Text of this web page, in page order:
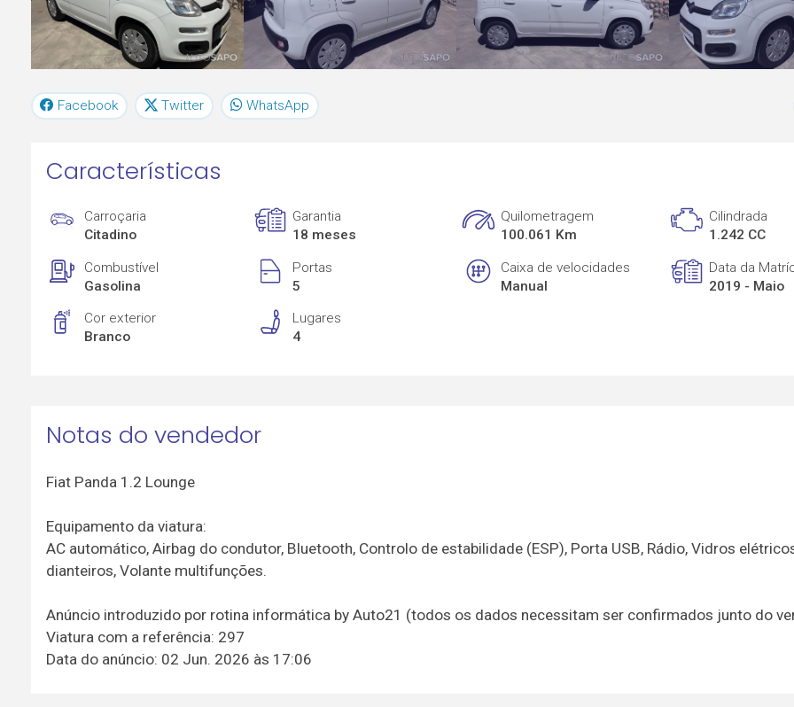
Facebook Twitter WhatsApp
Características
Carroçaria
Citadino
Garantia
18 meses
Quilometragem
100.061 Km
Cilindrada
1.242 CC
Combustível
Gasolina
Portas
5
Caixa de velocidades
Manual
Data da
2019 - Maio
Cor exterior
Branco
Lugares
4
Notas do vendedor
Fiat Panda 1.2 Lounge
Equipamento da viatura:
AC automático, Airbag do condutor, Bluetooth, Controlo de estabilidade (ESP), Porta USB, Rádio, Vidros
dianteiros, Volante multifunções.
Anúncio introduzido por rotina informática by Auto21 (todos os dados necessitam ser confirmados junto do
Viatura com a referência: 297
Data do anúncio: 02 Jun. 2026 às 17:06